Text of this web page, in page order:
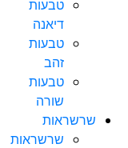
טבעות
דיאנה
טבעות
זהב
טבעות
שורה
שרשראות
שרשראות